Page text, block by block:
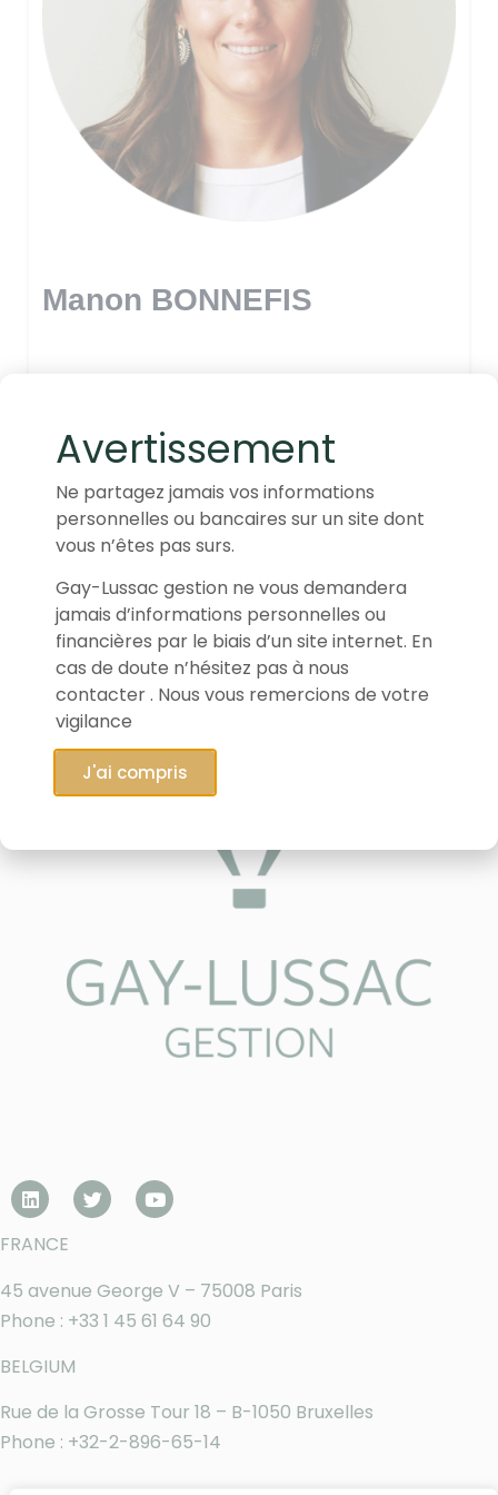
Manon BONNEFIS
FRANCE
45 avenue George V – 75008 Paris
Phone : +33 1 45 61 64 90
BELGIUM
Rue de la Grosse Tour 18 – B-1050 Bruxelles
Phone : +32-2-896-65-14
Avertissement
Ne partagez jamais vos informations
personnelles ou bancaires sur un site dont
vous n’êtes pas surs.
Gay-Lussac gestion ne vous demandera
jamais d’informations personnelles ou
financières par le biais d’un site internet. En
cas de doute n’hésitez pas à nous
contacter . Nous vous remercions de votre
vigilance
J'ai compris